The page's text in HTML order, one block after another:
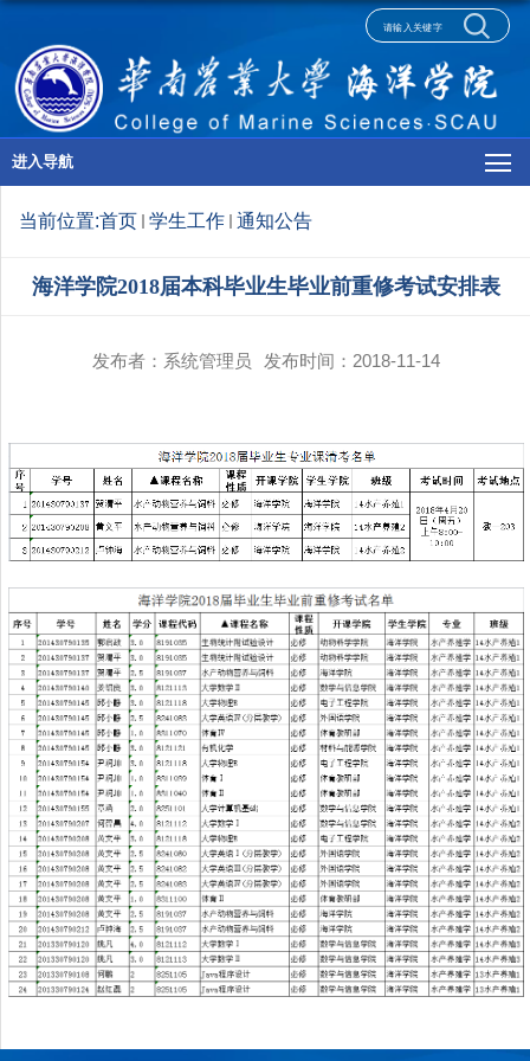
进入导航
当前位置:首页 学生工作 通知公告
海洋学院2018届本科毕业生毕业前重修考试安排表
发布者：系统管理员 发布时间：2018-11-14